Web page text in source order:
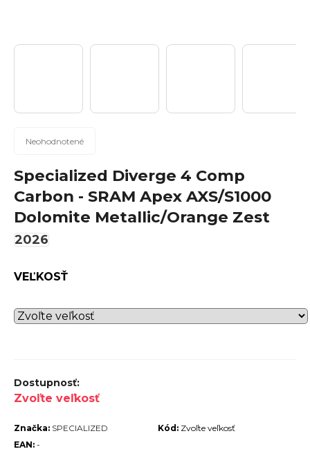
Priemerné
produktu
je
0,0
z
5
hviezdičiek.
Neohodnotené
Specialized Diverge 4 Comp
Carbon - SRAM Apex AXS/S1000
Dolomite Metallic/Orange Zest
2026
VEĽKOSŤ
Zvoľte veľkosť
Kód: Zvoľte veľkosť
Značka: SPECIALIZED
EAN: -
?
Hľadať
O
o
r
a
m
e